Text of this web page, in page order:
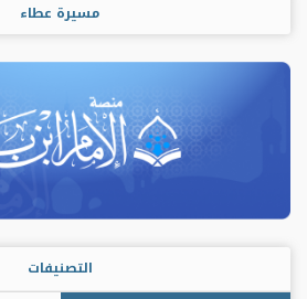
مسيرة عطاء
التصنيفات